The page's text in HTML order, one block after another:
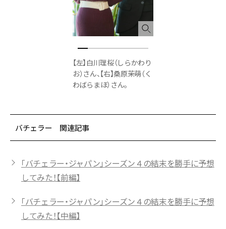
【左】白川理桜（しらかわり
お）さん、【右】桑原茉萌（く
わばらまほ）さん。
バチェラー 関連記事
「バチェラー・ジャパン」シーズン４の結末を勝手に予想
してみた！【前編】
「バチェラー・ジャパン」シーズン４の結末を勝手に予想
してみた！【中編】